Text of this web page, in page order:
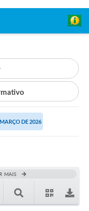
DE 2026
MAIS